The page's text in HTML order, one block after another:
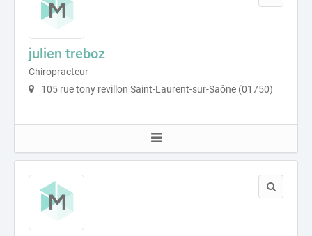
julien treboz
Chiropracteur
105 rue tony revillon Saint-Laurent-sur-Saône (01750)